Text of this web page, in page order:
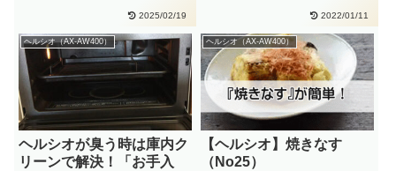
2025/02/19 2022/01/11
ヘルシオ（AX-AW400）
ヘルシオが臭う時は庫内ク
リーンで解決！「お手入
ヘルシオ（AX-AW400）
【ヘルシオ】焼きなす
（No25）